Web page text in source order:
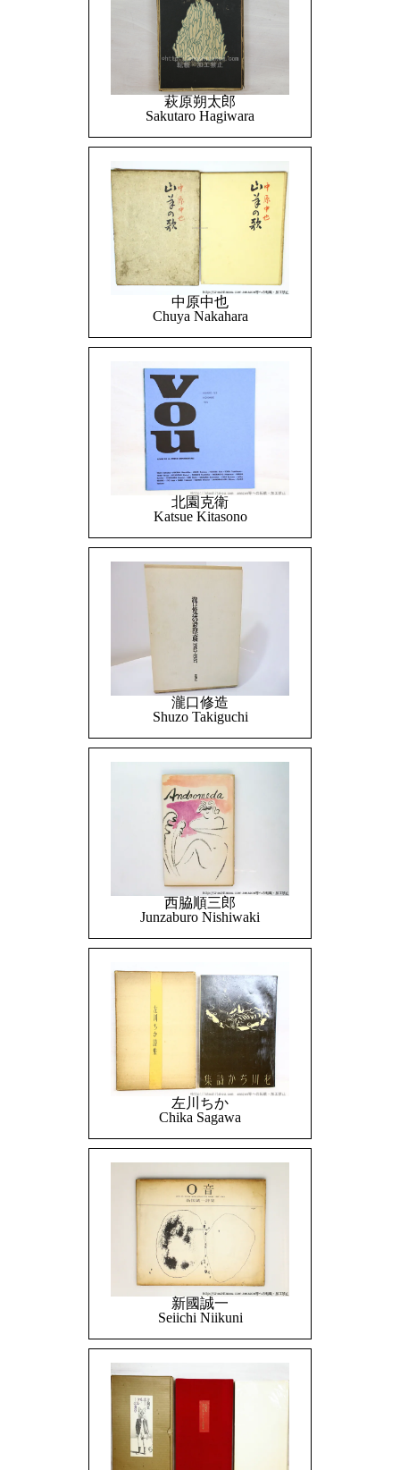
萩原朔太郎
Sakutaro Hagiwara
中原中也
Chuya Nakahara
北園克衛
Katsue Kitasono
瀧口修造
Shuzo Takiguchi
西脇順三郎
Junzaburo Nishiwaki
左川ちか
Chika Sagawa
新國誠一
Seiichi Niikuni